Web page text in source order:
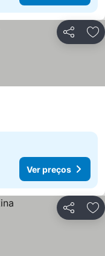
Partilhar
Ver preços
Partilhar